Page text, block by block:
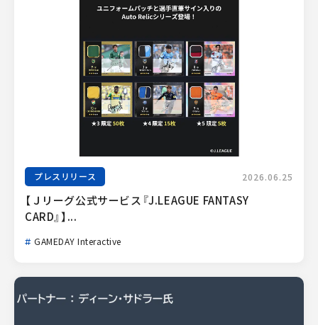
プレスリリース 2026.06.25
【Ｊリーグ公式サービス『J.LEAGUE FANTASY
CARD』】...
GAMEDAY Interactive